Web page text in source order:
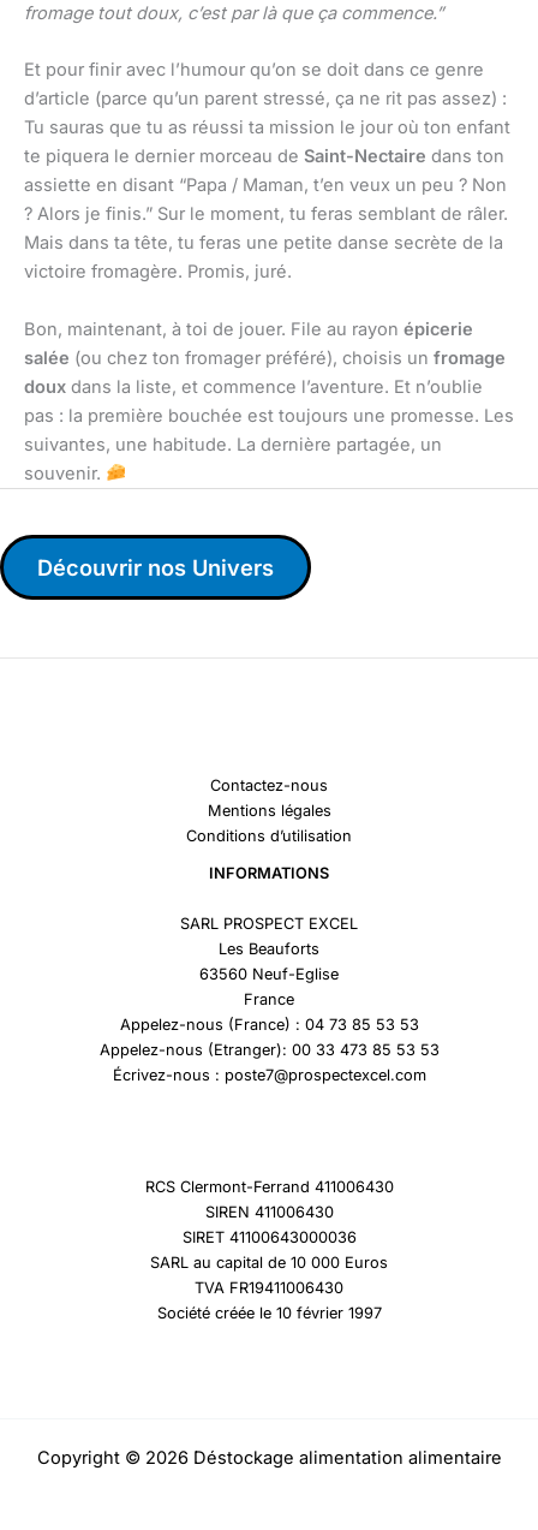
fromage tout doux, c’est par là que ça commence.”
Et pour finir avec l’humour qu’on se doit dans ce genre
d’article (parce qu’un parent stressé, ça ne rit pas assez) :
Tu sauras que tu as réussi ta mission le jour où ton enfant
te piquera le dernier morceau de Saint-Nectaire dans ton
assiette en disant “Papa / Maman, t’en veux un peu ? Non
? Alors je finis.” Sur le moment, tu feras semblant de râler.
Mais dans ta tête, tu feras une petite danse secrète de la
victoire fromagère. Promis, juré.
Bon, maintenant, à toi de jouer. File au rayon épicerie
salée (ou chez ton fromager préféré), choisis un fromage
doux dans la liste, et commence l’aventure. Et n’oublie
pas : la première bouchée est toujours une promesse. Les
suivantes, une habitude. La dernière partagée, un
souvenir.
Découvrir nos Univers
Contactez-nous
Mentions légales
Conditions d’utilisation
INFORMATIONS
SARL PROSPECT EXCEL
Les Beauforts
63560 Neuf-Eglise
France
Appelez-nous (France) : 04 73 85 53 53
Appelez-nous (Etranger): 00 33 473 85 53 53
Écrivez-nous : poste7@prospectexcel.com
RCS Clermont-Ferrand 411006430
SIREN 411006430
SIRET 41100643000036
SARL au capital de 10 000 Euros
TVA FR19411006430
Société créée le 10 février 1997
Copyright © 2026 Déstockage alimentation alimentaire